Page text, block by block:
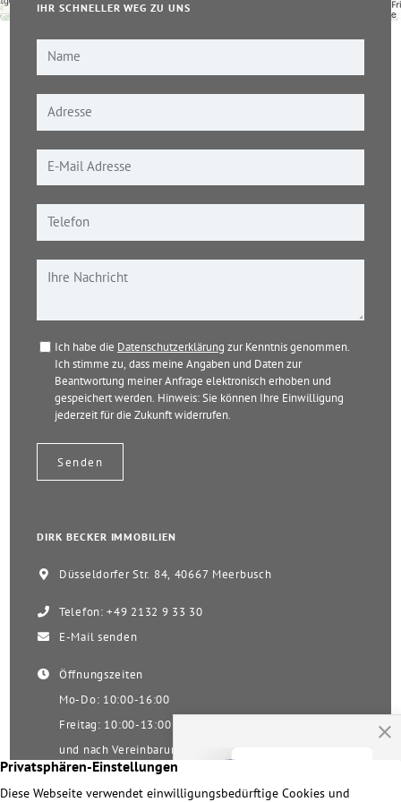
© OpenStreetMap-Mitwirkende
IHR SCHNELLER WEG ZU UNS
Ich habe die Datenschutzerklärung zur Kenntnis genommen.
Ich stimme zu, dass meine Angaben und Daten zur
Beantwortung meiner Anfrage elektronisch erhoben und
gespeichert werden. Hinweis: Sie können Ihre Einwilligung
jederzeit für die Zukunft widerrufen.
DIRK BECKER IMMOBILIEN
Düsseldorfer Str. 84, 40667 Meerbusch
Telefon: +49 2132 9 33 30
E-Mail senden
Öffnungszeiten
Mo-Do: 10:00-16:00
Freitag: 10:00-13:00
und nach Vereinbarung
Samstag nach Vereinbarung!